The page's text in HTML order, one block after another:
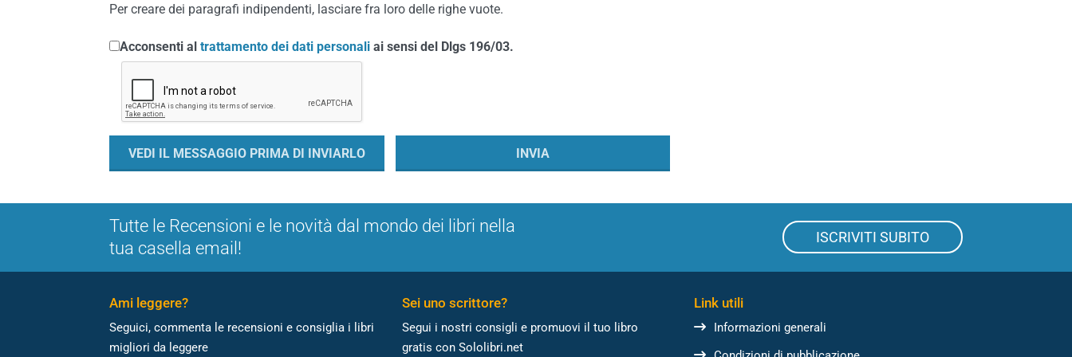
Per creare dei paragrafi indipendenti, lasciare fra loro delle righe vuote.
Acconsenti al trattamento dei dati personali ai sensi del Dlgs 196/03.
Tutte le Recensioni e le novità dal mondo dei libri nella
tua casella email!
ISCRIVITI SUBITO
Ami leggere?
Seguici, commenta le recensioni e consiglia i libri
migliori da leggere
Sei uno scrittore?
Segui i nostri consigli e promuovi il tuo libro
gratis con Sololibri.net
Link utili
Informazioni generali